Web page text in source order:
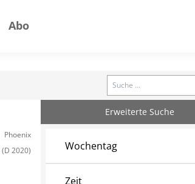
Abo
Search
Phoenix
(D 2020)
Erweiterte Suche
Wochentag
Zeit